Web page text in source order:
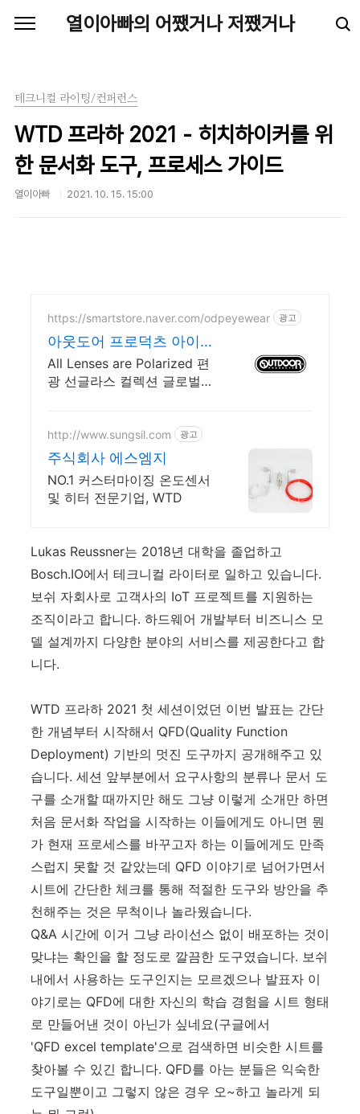
열이아빠의 어쨌거나 저쨌거나
테크니컬 라이팅/컨퍼런스
WTD 프라하 2021 - 히치하이커를 위
한 문서화 도구, 프로세스 가이드
열이아빠 2021. 10. 15. 15:00
https://smartstore.naver.com/odpeyewear 광고
아웃도어 프로덕츠 아이웨
어
All Lenses are Polarized 편
광 선글라스 컬렉션 글로벌
받아가세요!
http://www.sungsil.com 광고
주식회사 에스엠지
NO.1 커스터마이징 온도센서
및 히터 전문기업, WTD
Lukas Reussner는 2018년 대학을 졸업하고
Bosch.IO에서 테크니컬 라이터로 일하고 있습니다.
보쉬 자회사로 고객사의 IoT 프로젝트를 지원하는
조직이라고 합니다. 하드웨어 개발부터 비즈니스 모
델 설계까지 다양한 분야의 서비스를 제공한다고 합
니다.
WTD 프라하 2021 첫 세션이었던 이번 발표는 간단
한 개념부터 시작해서 QFD(Quality Function
Deployment) 기반의 멋진 도구까지 공개해주고 있
습니다. 세션 앞부분에서 요구사항의 분류나 문서 도
구를 소개할 때까지만 해도 그냥 이렇게 소개만 하면
처음 문서화 작업을 시작하는 이들에게도 아니면 뭔
가 현재 프로세스를 바꾸고자 하는 이들에게도 만족
스럽지 못할 것 같았는데 QFD 이야기로 넘어가면서
시트에 간단한 체크를 통해 적절한 도구와 방안을 추
천해주는 것은 무척이나 놀라웠습니다.
Q&A 시간에 이거 그냥 라이선스 없이 배포하는 것이
맞냐는 확인을 할 정도로 깔끔한 도구였습니다. 보쉬
내에서 사용하는 도구인지는 모르겠으나 발표자 이
야기로는 QFD에 대한 자신의 학습 경험을 시트 형태
로 만들어낸 것이 아닌가 싶네요(구글에서
'QFD excel template'으로 검색하면 비슷한 시트를
찾아볼 수 있긴 합니다. QFD를 아는 분들은 익숙한
도구일뿐이고 그렇지 않은 경우 오~하고 놀라게 되